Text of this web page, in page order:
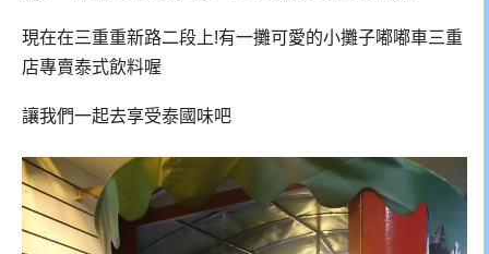
現在在三重重新路二段上!有一攤可愛的小攤子嘟嘟車三重
店專賣泰式飲料喔
讓我們一起去享受泰國味吧